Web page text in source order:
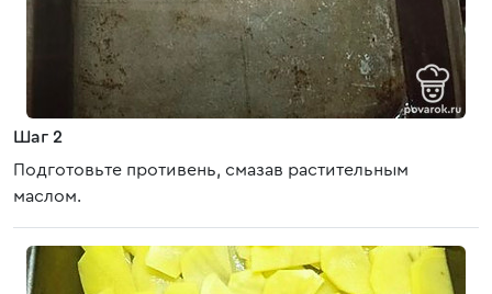
Шаг 2
Подготовьте противень, смазав растительным
маслом.